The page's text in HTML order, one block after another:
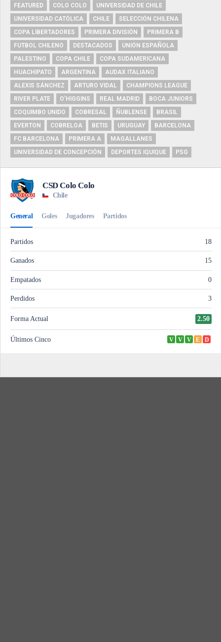
FEATURED COLO COLO
UNIVERSIDAD DE CHILE
UNIVERSIDAD CATÓLICA
CHILE
SELECCIÓN CHILENA
COPA LIBERTADORES
PRIMERA DIVISIÓN
PRIMERA B
FUTBOL CHILENO
DESTACADOS
UNIÓN ESPAÑOLA
PALESTINO
COPA CHILE
COPA SUDAMERICANA
HUACHIPATO
ARGENTINA
AUDAX ITALIANO
ALEXIS SÁNCHEZ
ARTURO VIDAL
CHAMPIONS LEAGUE
RIVER PLATE
O'HIGGINS REAL MADRID
BOCA JUNIORS
COQUIMBO UNIDO
COBRESAL ÑUBLENSE
BRASIL
EVERTON
COBRELOA BETIS URUGUAY
BARCELONA
FC BARCELONA
PRIMERA A
MAGALLANES
UNIVERSIDAD DE CONCEPCIÓN
DEPORTES IQUIQUE PSG